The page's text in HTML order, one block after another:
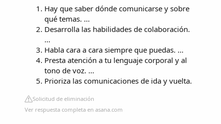
Hay que saber dónde comunicarse y sobre
qué temas. ...
Desarrolla las habilidades de colaboración.
...
Habla cara a cara siempre que puedas. ...
Presta atención a tu lenguaje corporal y al
tono de voz. ...
Prioriza las comunicaciones de ida y vuelta.
Solicitud de eliminación
Ver respuesta completa en asana.com